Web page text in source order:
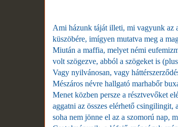
Ami házunk táját illeti, mi vagyunk az
küszöbére, imígyen mutatva meg a
Miután a maffia, melyet némi
volt szögezve, abból a szögeket is
Vagy nyilvánosan, vagy
Mészáros névre hallgató marhabőr
Menet közben persze a résztvevőket
aggatni az összes elérhető
soha nem jönne el az a szomorú nap,